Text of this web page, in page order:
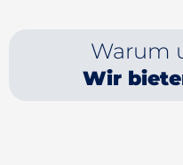
Warum
Wir